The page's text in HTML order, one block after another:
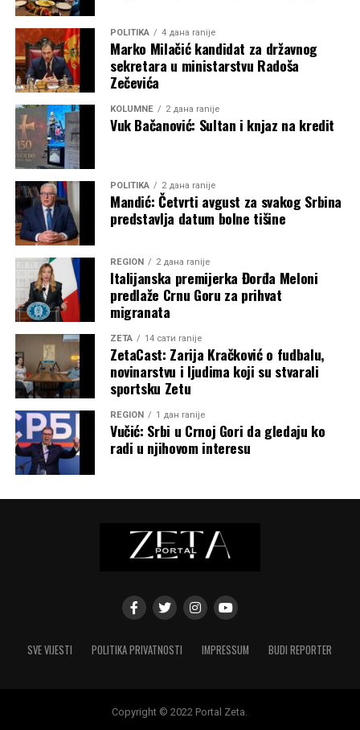
POLITIKA 4 дана ranije
Marko Milačić kandidat za državnog
sekretara u ministarstvu Radoša
Zečevića
KOLUMNE 2 дана ranije
Vuk Bačanović: Sultan i knjaz na kredit
POLITIKA 2 дана ranije
Mandić: Četvrti avgust za svakog Srbina
predstavlja datum bolne tišine
REGION 2 дана ranije
Italijanska premijerka Đorđa Meloni
predlaže Crnu Goru za prihvat
migranata
ZETA 14 сати ranije
ZetaCast: Zarija Kračković o fudbalu,
novinarstvu i ljudima koji su stvarali
sportsku Zetu
REGION 1 дан ranije
Vučić: Srbi u Crnoj Gori da gledaju ko
radi u njihovom interesu
SVE VIJESTI POLITIKA PRIVATNOSTI IMPRESSUM BUDI REPORTER
Copyright © 2022 Portal Zeta.